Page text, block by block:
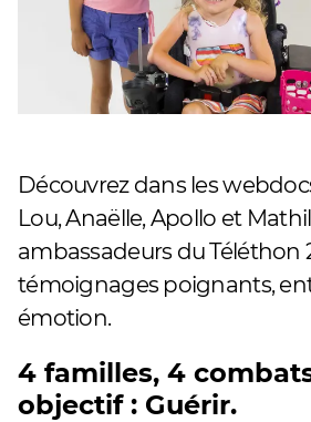
Découvrez dans les
Lou, Anaëlle, Apollo et
ambassadeurs du Téléthon
témoignages poignants,
émotion.
4 familles, 4
objectif : Guérir.